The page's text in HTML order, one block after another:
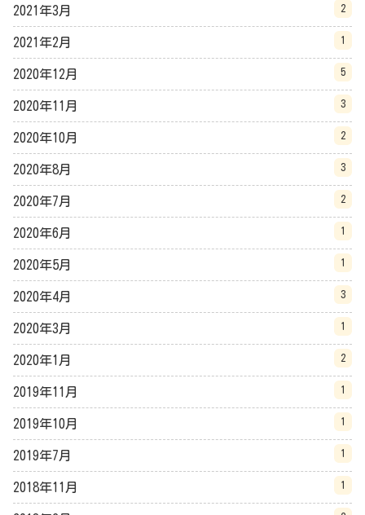
2021年3月 2
2021年2月 1
2020年12月 5
2020年11月 3
2020年10月 2
2020年8月 3
2020年7月 2
2020年6月 1
2020年5月 1
2020年4月 3
2020年3月 1
2020年1月 2
2019年11月 1
2019年10月 1
2019年7月 1
2018年11月 1